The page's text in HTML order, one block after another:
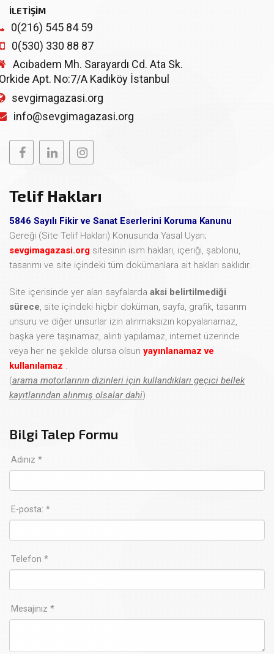
İLETİŞİM
0(216) 545 84 59
0(530) 330 88 87
Acıbadem Mh. Sarayardı Cd. Ata Sk.
Apt. No:7/A Kadıköy İstanbul
sevgimagazasi.org
info@sevgimagazasi.org
Telif Hakları
5846 Sayılı Fikir ve Sanat Eserlerini Koruma Kanunu
Gereği (Site Telif Hakları) Konusunda Yasal Uyarı;
sevgimagazasi.org sitesinin isim hakları, içeriği, şablonu,
tasarımı ve site içindeki tüm dokümanlara ait hakları saklıdır.
Site içerisinde yer alan sayfalarda aksi belirtilmediği
sürece, site içindeki hiçbir doküman, sayfa, grafik, tasarım
unsuru ve diğer unsurlar izin alınmaksızın kopyalanamaz,
başka yere taşınamaz, alıntı yapılamaz, internet üzerinde
veya her ne şekilde olursa olsun yayınlanamaz ve
kullanılamaz .
(arama motorlarının dizinleri için kullandıkları geçici bellek
kayıtlarından alınmış olsalar dahi)
Bilgi Talep Formu
Adınız *
E-posta: *
Telefon *
Mesajınız *